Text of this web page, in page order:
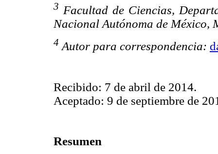
3 Facultad de Ciencias,
Nacional Autónoma de México,
4 Autor para correspondencia:
Recibido: 7 de abril de 2014.
Aceptado: 9 de septiembre de
Resumen